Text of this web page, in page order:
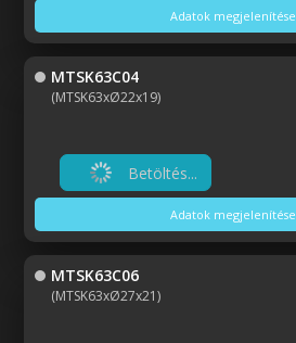
Adatok megjelenítése
MTSK63C04
(MTSK63xØ22x19)
Betöltés...
Adatok megjelenítése
MTSK63C06
(MTSK63xØ27x21)